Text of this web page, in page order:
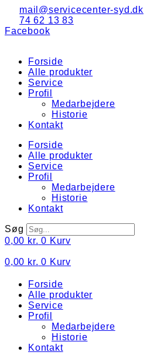
Videre
indhold
mail@servicecenter-syd.dk
74 62 13 83
Facebook
Forside
Alle produkter
Service
Profil
Medarbejdere
Historie
Kontakt
Forside
Alle produkter
Service
Profil
Medarbejdere
Historie
Kontakt
Søg
0,00 kr. 0 Kurv
0,00 kr. 0 Kurv
Forside
Alle produkter
Service
Profil
Medarbejdere
Historie
Kontakt